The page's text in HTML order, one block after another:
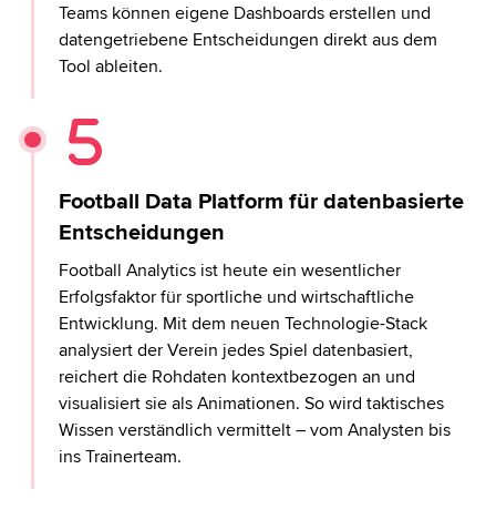
Teams können eigene Dashboards erstellen und
datengetriebene Entscheidungen direkt aus dem
Tool ableiten.
Football Data Platform für datenbasierte
Entscheidungen
Football Analytics ist heute ein wesentlicher
Erfolgsfaktor für sportliche und wirtschaftliche
Entwicklung. Mit dem neuen Technologie-Stack
analysiert der Verein jedes Spiel datenbasiert,
reichert die Rohdaten kontextbezogen an und
visualisiert sie als Animationen. So wird taktisches
Wissen verständlich vermittelt – vom Analysten bis
ins Trainerteam.